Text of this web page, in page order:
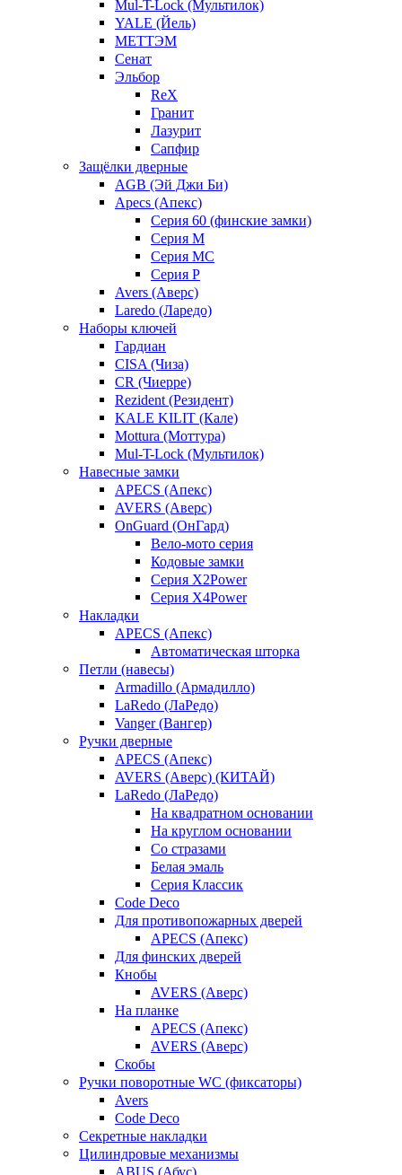
Mul-T-Lock (Мультилок)
YALE (Йель)
МЕТТЭМ
Сенат
Эльбор
ReX
Гранит
Лазурит
Сапфир
Защёлки дверные
AGB (Эй Джи Би)
Apecs (Апекс)
Серия 60 (финские замки)
Серия M
Серия MC
Серия P
Avers (Аверс)
Laredo (Ларедо)
Наборы ключей
Гардиан
CISA (Чиза)
CR (Чиерре)
Rezident (Резидент)
KALE KILIT (Кале)
Mottura (Моттура)
Mul-T-Lock (Мультилок)
Навесные замки
APECS (Апекс)
AVERS (Аверс)
OnGuard (ОнГард)
Вело-мото серия
Кодовые замки
Серия X2Power
Серия X4Power
Накладки
APECS (Апекс)
Автоматическая шторка
Петли (навесы)
Armadillo (Армадилло)
LaRedo (ЛаРедо)
Vanger (Вангер)
Ручки дверные
APECS (Апекс)
AVERS (Аверс) (КИТАЙ)
LaRedo (ЛаРедо)
На квадратном основании
На круглом основании
Со стразами
Белая эмаль
Серия Классик
Code Deco
Для противопожарных дверей
APECS (Апекс)
Для финских дверей
Кнобы
AVERS (Аверс)
На планке
APECS (Апекс)
AVERS (Аверс)
Скобы
Ручки поворотные WC (фиксаторы)
Avers
Code Deco
Секретные накладки
Цилиндровые механизмы